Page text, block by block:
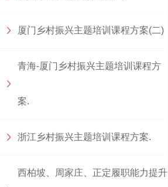
厦门乡村振兴主题培训课程方案(二)
青海-厦门乡村振兴主题培训课程方
案.
浙江乡村振兴主题培训课程方案.
西柏坡、周家庄、正定履职能力提升